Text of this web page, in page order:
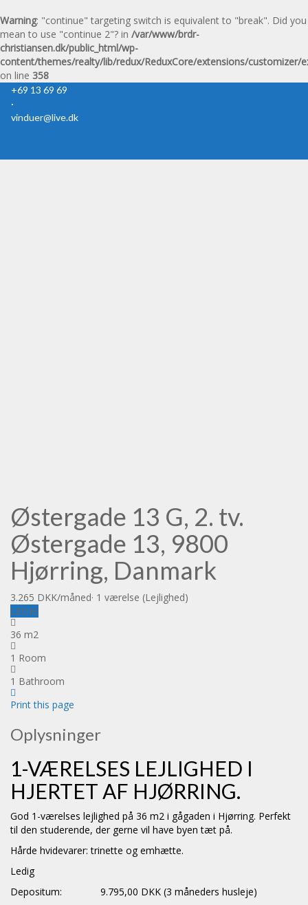
Warning: "continue" targeting switch is equivalent to "break". Did you
mean to use "continue 2"? in /var/www/brdr-
christiansen.dk/public_html/wp-
content/themes/realty/lib/redux/ReduxCore/extensions/customizer/
on line 358
+69 13 69 69
·
vinduer@live.dk
Østergade 13 G, 2. tv.
Østergade 13, 9800
Hjørring, Danmark
3.265 DKK/måned· 1 værelse (Lejlighed)
LEDIG
36 m2
1 Room
1 Bathroom
Print this page
Oplysninger
1-VÆRELSES LEJLIGHED I
HJERTET AF HJØRRING.
God 1-værelses lejlighed på 36 m2 i gågaden i Hjørring. Perfekt
til den studerende, der gerne vil have byen tæt på.
Hårde hvidevarer: trinette og emhætte.
Ledig
Depositum: 9.795,00 DKK (3 måneders husleje)